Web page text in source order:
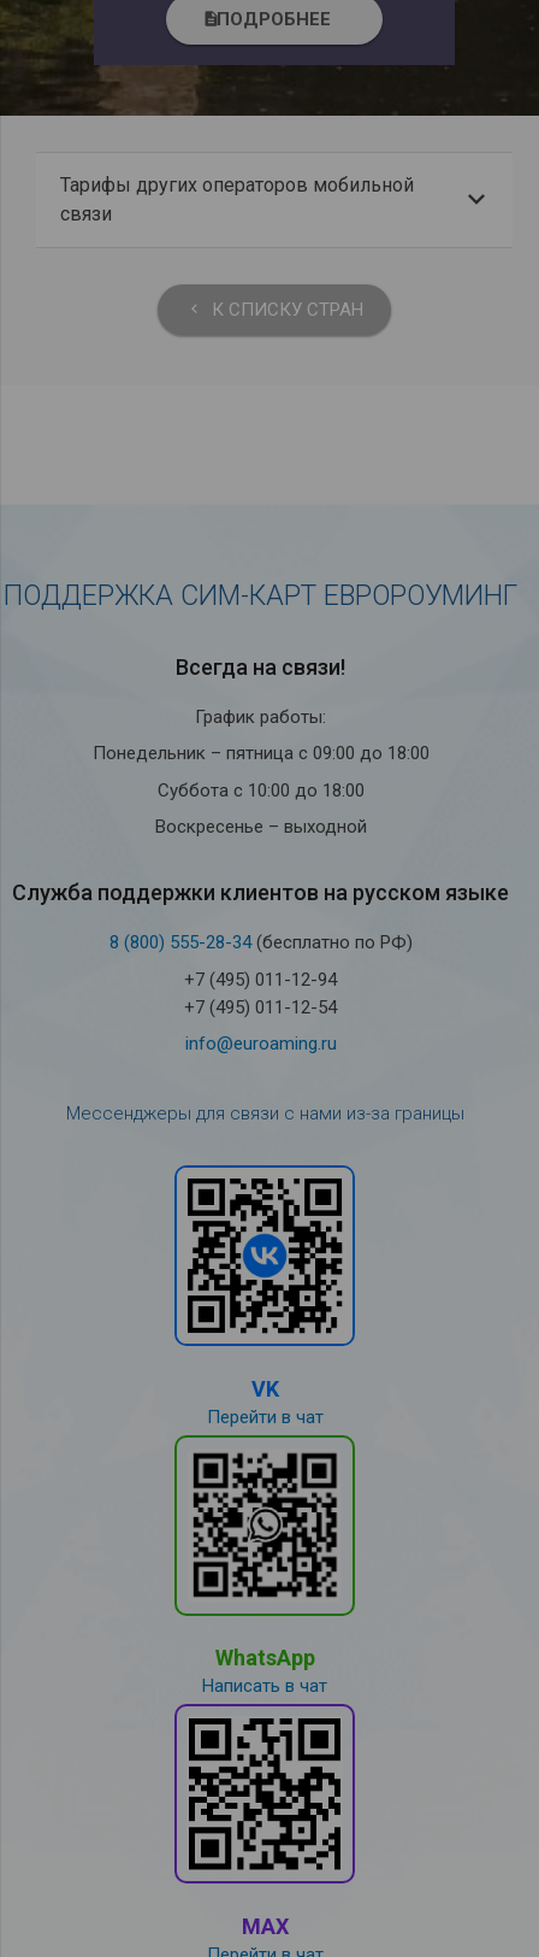
descriptionПОДРОБНЕЕ
Тарифы других операторов мобильной
связи
keyboard_arrow_left К СПИСКУ СТРАН
ПОДДЕРЖКА СИМ-КАРТ ЕВРОРОУМИНГ
Всегда на связи!
График работы:
Понедельник – пятница с 09:00 до 18:00
Суббота с 10:00 до 18:00
Воскресенье – выходной
Служба под­держки кли­ен­тов на рус­ском языке
8 (800) 555-28-34(бесплатно по РФ)
+7 (495) 011-12-94
+7 (495) 011-12-54
info@euroaming.ru
Мессенджеры для связи с нами из-за границы
VK
Перейти в чат
WhatsApp
Написать в чат
MAX